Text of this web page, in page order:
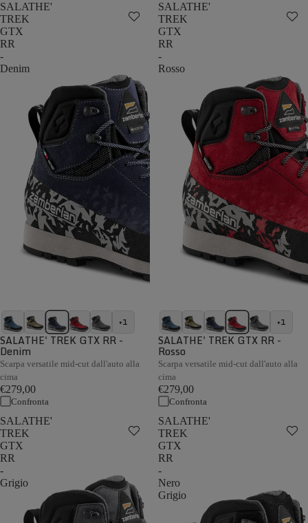
SALATHE'
TREK
GTX
RR
-
Denim
+1
SALATHE' TREK GTX RR -
Denim
Scarpa versatile mid-cut dall'auto alla
cima
€279,00
Confronta
SALATHE'
TREK
GTX
RR
-
Rosso
+1
SALATHE' TREK GTX RR -
Rosso
Scarpa versatile mid-cut dall'auto alla
cima
€279,00
Confronta
SALATHE'
TREK
GTX
RR
-
Grigio
SALATHE'
TREK
GTX
RR
-
Nero
Grigio